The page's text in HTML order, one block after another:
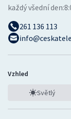
každý všední den:
261 136 113
Vzhled
Světlý